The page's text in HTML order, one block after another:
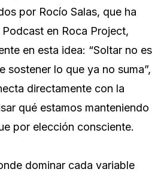
por Rocío Salas, que ha
en Roca Project,
en esta idea: “Soltar no es
sostener lo que ya no suma”,
directamente con la
qué estamos manteniendo
por elección consciente.
dominar cada variable